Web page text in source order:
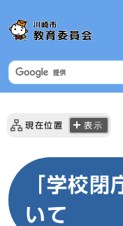
現在位置 表示
「学校閉
いて